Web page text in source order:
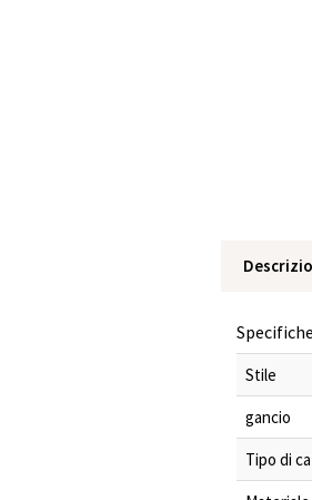
Stile
gancio
Tipo di